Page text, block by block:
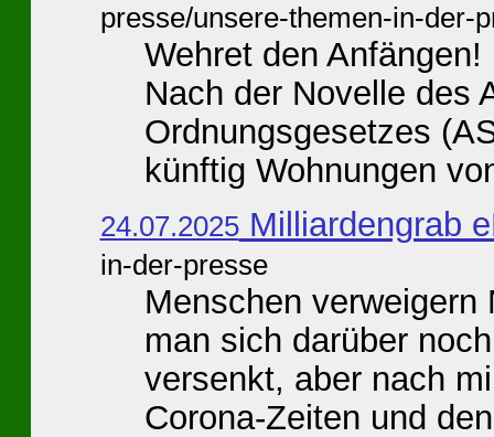
presse/unsere-themen-in-der-
Wehret den
Nach der Novelle des
Ordnungsgesetzes
künftig Wohnungen
24.07.2025Milliardengrab
in-der-presse
Menschen verweigern
man sich darüber
versenkt, aber nach
Corona-Zeiten und